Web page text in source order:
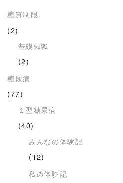
糖質制限
(2)
基礎知識
(2)
糖尿病
(77)
１型糖尿病
(40)
みんなの体験記
(12)
私の体験記